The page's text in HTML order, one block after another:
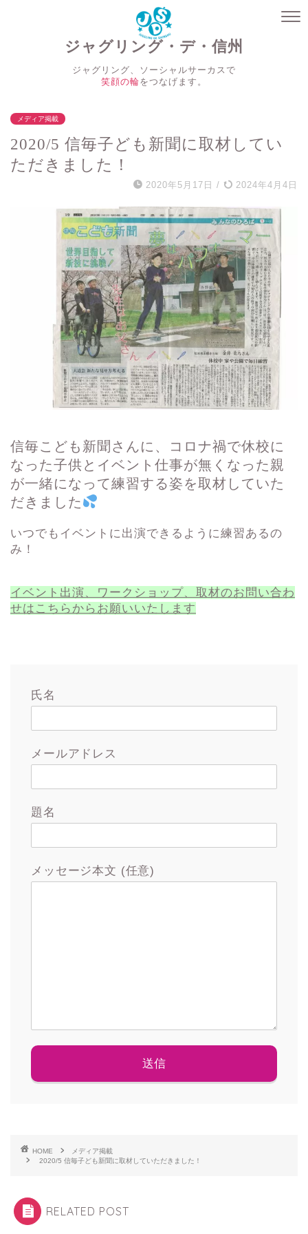
ジャグリング・デ・信州
ジャグリング、ソーシャルサーカスで
笑顔の輪をつなげます。
メディア掲載
2020/5 信毎子ども新聞に取材してい
ただきました！
2020年5月17日 / 2024年4月4日
信毎こども新聞さんに、コロナ禍で休校に
なった子供とイベント仕事が無くなった親
が一緒になって練習する姿を取材していた
だきました
いつでもイベントに出演できるように練習あるの
み！
イベント出演、ワークショップ、取材のお問い合わ
せはこちらからお願いいたします
氏名
メールアドレス
題名
メッセージ本文 (任意)
HOME
メディア掲載
2020/5 信毎子ども新聞に取材していただきました！
RELATED POST